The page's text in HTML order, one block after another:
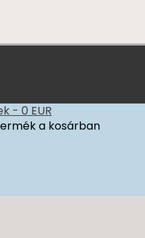
- 0 EUR
a kosárban